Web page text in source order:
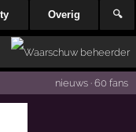
Overig 🔍
nieuws· 60 fans